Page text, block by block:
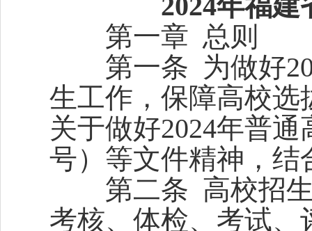
第一章 总则
第一条 为做好
生工作，保障高校选
关于做好2024年普
号）等文件精神，结
第二条 高校招生
考核、体检、考试